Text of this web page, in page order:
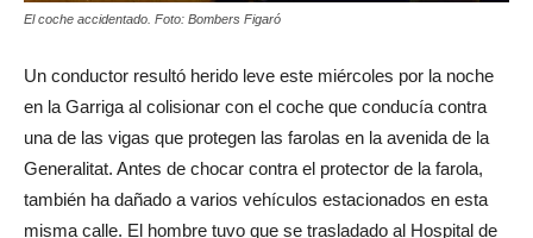
El coche accidentado. Foto: Bombers Figaró
Un conductor resultó herido leve este miércoles por la noche
en la Garriga al colisionar con el coche que conducía contra
una de las vigas que protegen las farolas en la avenida de la
Generalitat. Antes de chocar contra el protector de la farola,
también ha dañado a varios vehículos estacionados en esta
misma calle. El hombre tuvo que se trasladado al Hospital de